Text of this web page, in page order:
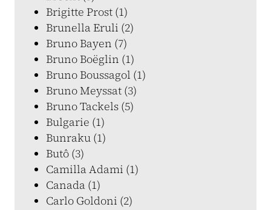
Brigitte Prost (1)
Brunella Eruli (2)
Bruno Bayen (7)
Bruno Boëglin (1)
Bruno Boussagol (1)
Bruno Meyssat (3)
Bruno Tackels (5)
Bulgarie (1)
Bunraku (1)
Butô (3)
Camilla Adami (1)
Canada (1)
Carlo Goldoni (2)